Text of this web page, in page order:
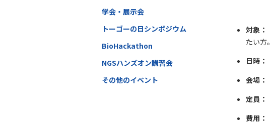
対象：
たい方。
日時：
会場：
定員：
費用：
学会・展示会
トーゴーの日シンポジウム
BioHackathon
NGSハンズオン講習会
その他のイベント